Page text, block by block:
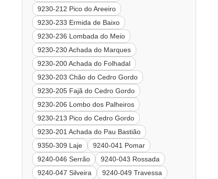
9230-212 Pico do Areeiro
9230-233 Ermida de Baixo
9230-236 Lombada do Meio
9230-230 Achada do Marques
9230-200 Achada do Folhadal
9230-203 Chão do Cedro Gordo
9230-205 Fajã do Cedro Gordo
9230-206 Lombo dos Palheiros
9230-213 Pico do Cedro Gordo
9230-201 Achada do Pau Bastião
9350-309 Laje
9240-041 Pomar
9240-046 Serrão
9240-043 Rossada
9240-047 Silveira
9240-049 Travessa